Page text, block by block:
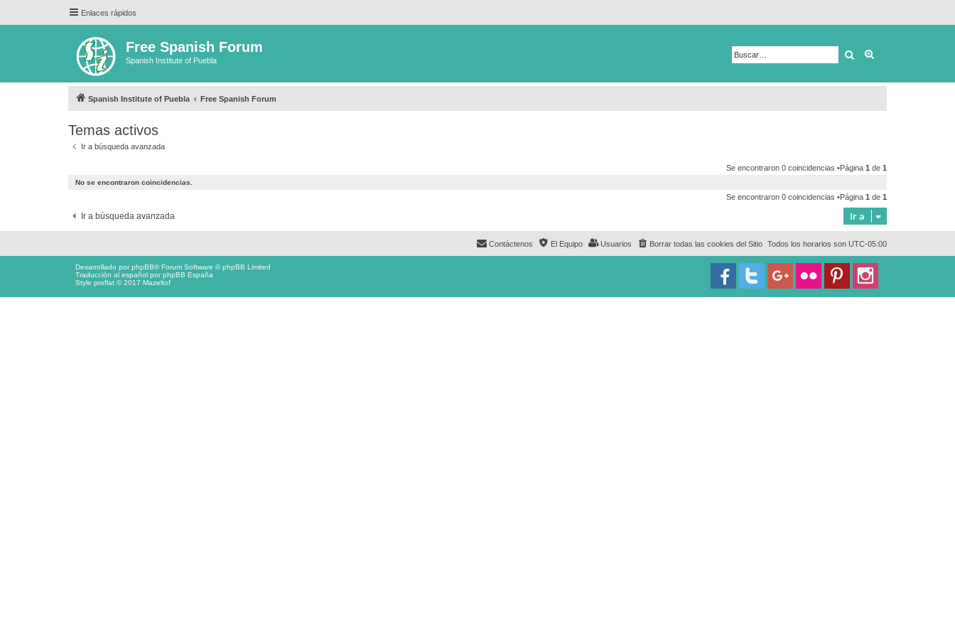
Enlaces rápidos
Free Spanish Forum
Spanish Institute of Puebla Buscar
Spanish Institute of Puebla Free Spanish Forum
Temas activos
Ir a búsqueda avanzada
Se encontraron 0 coincidencias •Página 1 de 1
No se encontraron coincidencias.
Se encontraron 0 coincidencias •Página 1 de 1
Ir a búsqueda avanzada Ir a
Todos los horarios son UTC-05:00
Borrar todas las cookies del Sitio
Usuarios
El Equipo
Contáctenos
Desarrollado porphpBB® Forum Software © phpBB Limited
Traducción al español porphpBB España
Style proflat © 2017 Mazeltof